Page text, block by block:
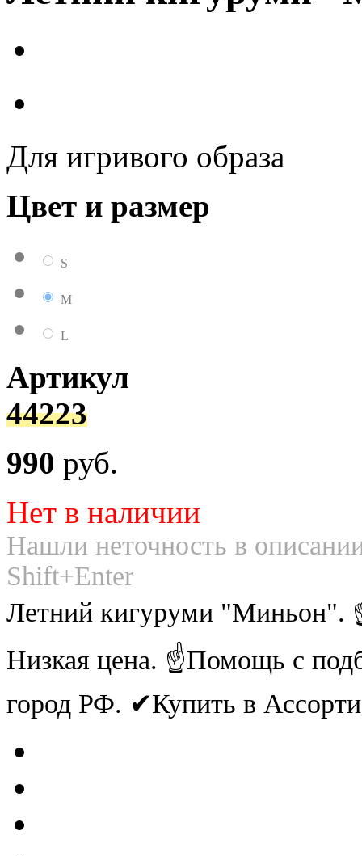
Для игривого образа
Цвет и размер
S
M
L
Артикул
44223
990 руб.
Нет в наличии
Нашли неточность в
Shift+Enter
Летний кигуруми
Низкая цена. ☝Помощь с
город РФ. ✔Купить в